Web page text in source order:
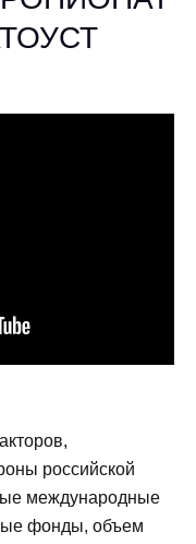
российской
международные
фонды, объем